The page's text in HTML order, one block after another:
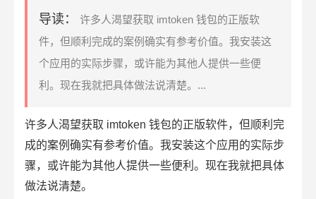
导读：
许多人渴望获取 imtoken 钱包的正版软
件，但顺利完成的案例确实有参考价值。我安装这
个应用的实际步骤，或许能为其他人提供一些便
利。现在我就把具体做法说清楚。...
许多人渴望获取 imtoken 钱包的正版软件，但顺利完
成的案例确实有参考价值。我安装这个应用的实际步
骤，或许能为其他人提供一些便利。现在我就把具体
做法说清楚。